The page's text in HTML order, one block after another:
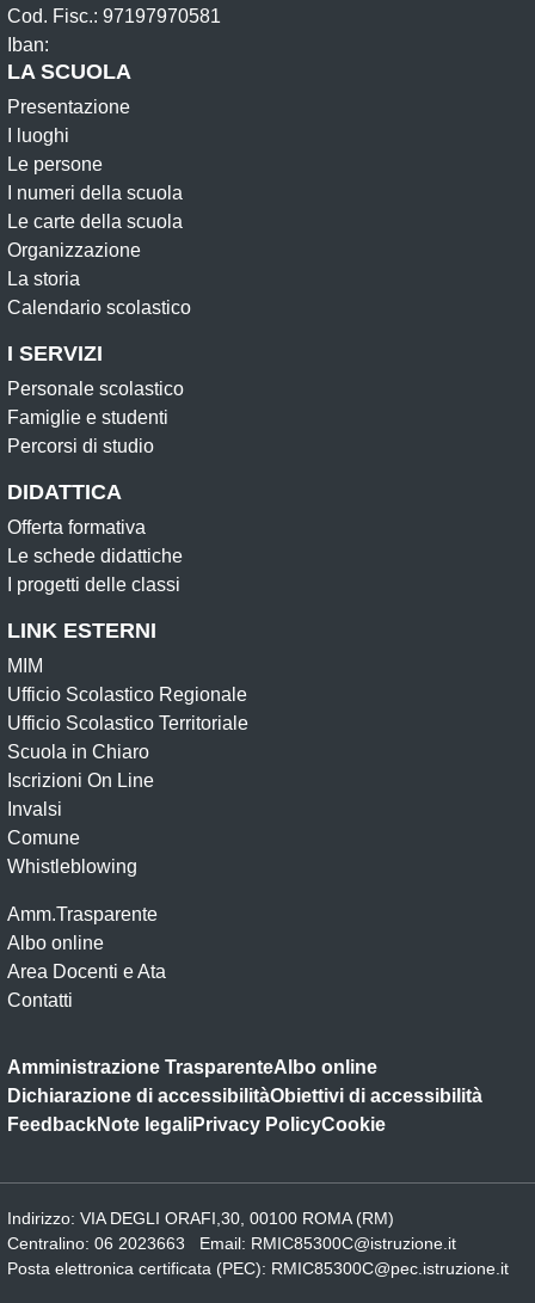
Cod. Fisc.: 97197970581
Iban:
LA SCUOLA
Presentazione
I luoghi
Le persone
I numeri della scuola
Le carte della scuola
Organizzazione
La storia
Calendario scolastico
I SERVIZI
Personale scolastico
Famiglie e studenti
Percorsi di studio
DIDATTICA
Offerta formativa
Le schede didattiche
I progetti delle classi
LINK ESTERNI
MIM
Ufficio Scolastico Regionale
Ufficio Scolastico Territoriale
Scuola in Chiaro
Iscrizioni On Line
Invalsi
Comune
Whistleblowing
Amm.Trasparente
Albo online
Area Docenti e Ata
Contatti
Amministrazione TrasparenteAlbo online
Dichiarazione di accessibilitàObiettivi di accessibilità
FeedbackNote legaliPrivacy PolicyCookie
Indirizzo: VIA DEGLI ORAFI,30, 00100 ROMA (RM)
Centralino: 06 2023663 Email: RMIC85300C@istruzione.it
Posta elettronica certificata (PEC): RMIC85300C@pec.istruzione.it